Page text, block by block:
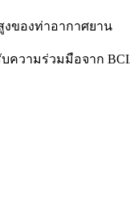
งของท่าอากาศยาน
ความร่วมมือจาก